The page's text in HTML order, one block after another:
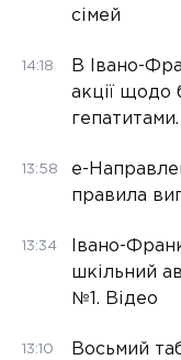
сімей
14:18
В Івано-
акції щодо
13:58
е-
правила
13:34
Івано-
шкільний
№1. Відео
13:10 Восьмий